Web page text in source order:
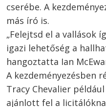
cserébe. A
más író is.
„Felejtsd el a vallások
igazi lehetőség a
hangoztatta Ian
A kezdeményezésben
Tracy Chevalier
ajánlott fel a